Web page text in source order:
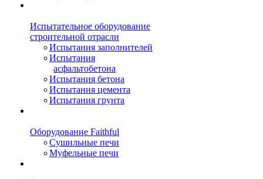
Испытательное оборудование
строительной отрасли
Испытания заполнителей
Испытания
асфальтобетона
Испытания бетона
Испытания цемента
Испытания грунта
Оборудование Faithful
Сушильные печи
Муфельные печи